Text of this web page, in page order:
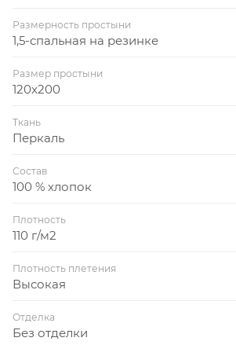
Размерность простыни
1,5-спальная на резинке
Размер простыни
120x200
Ткань
Перкаль
Состав
100 % хлопок
Плотность
110 г/м2
Плотность плетения
Высокая
Отделка
Без отделки